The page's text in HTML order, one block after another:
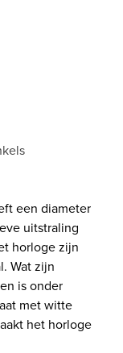
een diameter
uitstraling
horloge zijn
Wat zijn
is onder
met witte
het horloge